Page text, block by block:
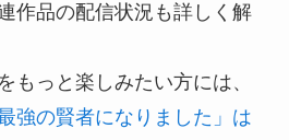
作品の配信状況も詳しく解
もっと楽しみたい方には、
強の賢者になりました」は